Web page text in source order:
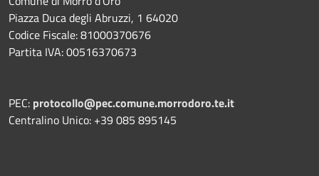
Piazza Duca degli Abruzzi, 1 64020
Codice Fiscale: 81000370676
Partita IVA: 00516370673
PEC: protocollo@pec.comune.morrodoro.te.it
Centralino Unico: +39 085 895145